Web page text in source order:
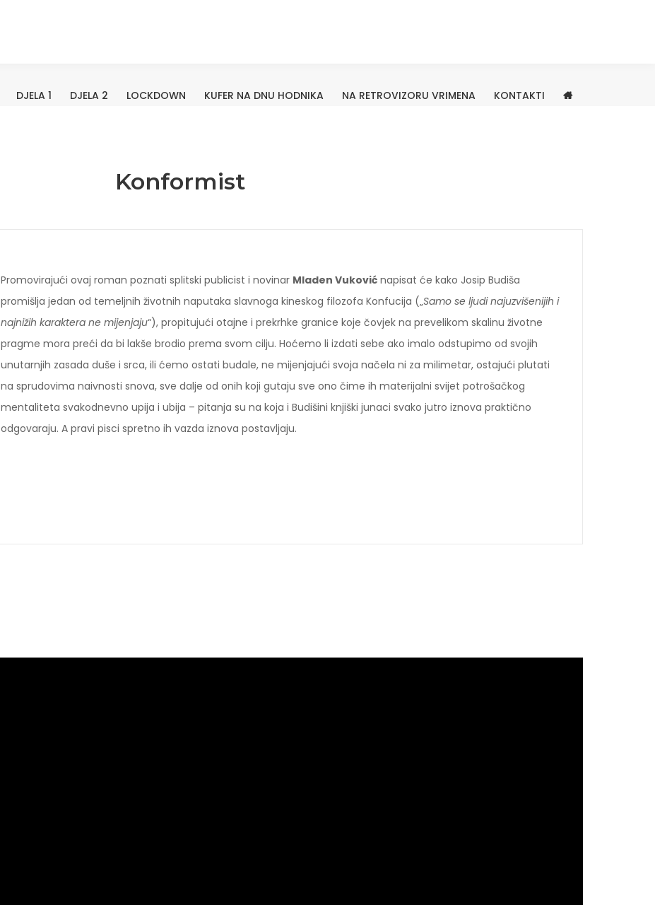
DJELA 1 DJELA 2 LOCKDOWN KUFER NA DNU HODNIKA NA RETROVIZORU VRIMENA KONTAKTI
Konformist
Promovirajući ovaj roman poznati splitski publicist i novinar Mladen Vuković napisat će kako Josip Budiša
promišlja jedan od temeljnih životnih naputaka slavnoga kineskog filozofa Konfucija („Samo se ljudi najuzvišenijih i
najnižih karaktera ne mijenjaju“), propitujući otajne i prekrhke granice koje čovjek na prevelikom skalinu životne
pragme mora preći da bi lakše brodio prema svom cilju. Hoćemo li izdati sebe ako imalo odstupimo od svojih
unutarnjih zasada duše i srca, ili ćemo ostati budale, ne mijenjajući svoja načela ni za milimetar, ostajući plutati
na sprudovima naivnosti snova, sve dalje od onih koji gutaju sve ono čime ih materijalni svijet potrošačkog
mentaliteta svakodnevno upija i ubija – pitanja su na koja i Budišini knjiški junaci svako jutro iznova praktično
odgovaraju. A pravi pisci spretno ih vazda iznova postavljaju.